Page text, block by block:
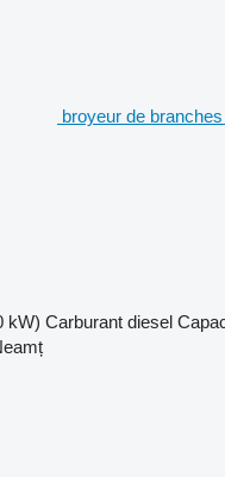
broyeur de
kW) Carburant diesel